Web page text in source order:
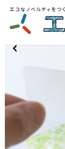
エコなノベルティをつ